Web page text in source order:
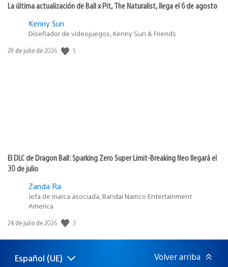
La última actualización de Ball x Pit, The Naturalist, llega el 6 de agosto
Kenny Sun
Diseñador de videojuegos, Kenny Sun & Friends
Fecha
28 de julio de 2026 5
El DLC de Dragon Ball: Sparking Zero Super Limit-Breaking Neo llegará el
30 de julio
Zanda Ra
Jefa de marca asociada, Bandai Namco Entertainment
America
Fecha
publicación:
24 de julio de 2026 3
Selecciona
Región
Español (UE) Volver arriba